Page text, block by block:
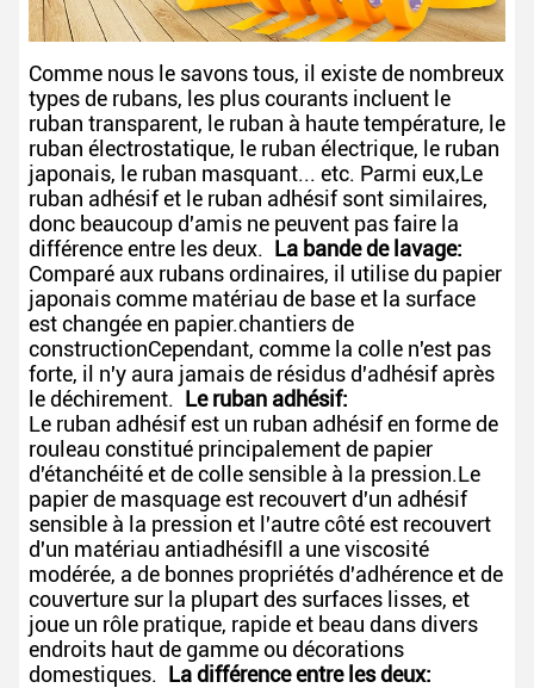
Comme nous le savons tous, il existe de nombreux
types de rubans, les plus courants incluent le
ruban transparent, le ruban à haute température, le
ruban électrostatique, le ruban électrique, le ruban
japonais, le ruban masquant... etc. Parmi eux,Le
ruban adhésif et le ruban adhésif sont similaires,
donc beaucoup d'amis ne peuvent pas faire la
différence entre les deux. La bande de lavage:
Comparé aux rubans ordinaires, il utilise du papier
japonais comme matériau de base et la surface
est changée en papier.chantiers de
constructionCependant, comme la colle n'est pas
forte, il n'y aura jamais de résidus d'adhésif après
le déchirement. Le ruban adhésif:
Le ruban adhésif est un ruban adhésif en forme de
rouleau constitué principalement de papier
d'étanchéité et de colle sensible à la pression.Le
papier de masquage est recouvert d'un adhésif
sensible à la pression et l'autre côté est recouvert
d'un matériau antiadhésifIl a une viscosité
modérée, a de bonnes propriétés d'adhérence et de
couverture sur la plupart des surfaces lisses, et
joue un rôle pratique, rapide et beau dans divers
endroits haut de gamme ou décorations
domestiques. La différence entre les deux: